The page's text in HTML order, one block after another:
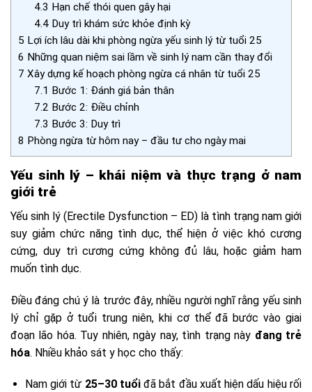
4.3 Hạn chế thói quen gây hại
4.4Duy trì khám sức khỏe định kỳ
5 Lợi ích lâu dài khi phòng ngừa yếu sinh lý từ tuổi 25
6 Những quan niệm sai lầm về sinh lý nam cần thay đổi
7 Xây dựng kế hoạch phòng ngừa cá nhân từ tuổi 25
7.1 Bước 1: Đánh giá bản thân
7.2 Bước 2: Điều chỉnh
7.3 Bước 3: Duy trì
8 Phòng ngừa từ hôm nay – đầu tư cho ngày mai
Yếu sinh lý – khái niệm và thực trạng ở nam
giới trẻ
Yếu sinh lý (Erectile Dysfunction – ED) là tình trạng nam giới
suy giảm chức năng tình dục, thể hiện ở việc khó cương
cứng, duy trì cương cứng không đủ lâu, hoặc giảm ham
muốn tình dục.
Điều đáng chú ý là trước đây, nhiều người nghĩ rằng yếu sinh
lý chỉ gặp ở tuổi trung niên, khi cơ thể đã bước vào giai
đoạn lão hóa. Tuy nhiên, ngày nay, tình trạng này đang trẻ
hóa. Nhiều khảo sát y học cho thấy:
Nam giới từ 25–30 tuổiđã bắt đầu xuất hiện dấu hiệu rối